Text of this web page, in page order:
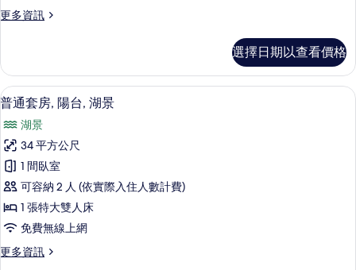
所
相
片
更多資訊
更
房
(King)
的
詳
情
選擇日期以查看價格
顯
示
普
通
套
房,
陽
台,
湖
普通套房, 陽台, 湖景 | 羽絨被、迷你
8
普通套房, 陽台, 湖景
湖景
34 平方公尺
1 間臥室
可容納 2 人 (依實際入住人數計費)
1 張特大雙人床
免費無線上網
更多資訊
更